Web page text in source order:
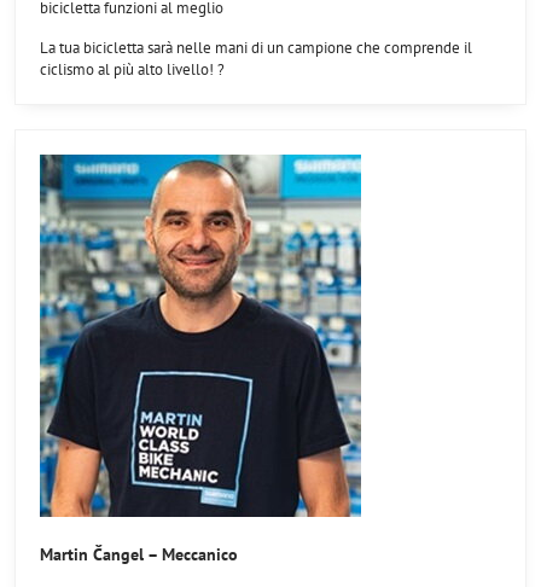
bicicletta funzioni al meglio
La tua bicicletta sarà nelle mani di un campione che comprende il
ciclismo al più alto livello! ?‍
Martin Čangel – Meccanico